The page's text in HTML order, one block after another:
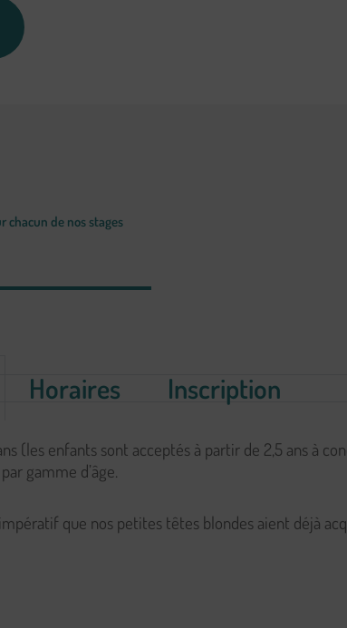
chacun de nos stages
Horaires Inscription
(les enfants sont acceptés à partir de 2,5 ans à
gamme d’âge.
que nos petites têtes blondes aient déjà